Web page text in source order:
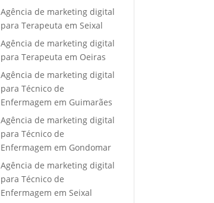
Agência de marketing digital
para Terapeuta em Seixal
Agência de marketing digital
para Terapeuta em Oeiras
Agência de marketing digital
para Técnico de
Enfermagem em Guimarães
Agência de marketing digital
para Técnico de
Enfermagem em Gondomar
Agência de marketing digital
para Técnico de
Enfermagem em Seixal